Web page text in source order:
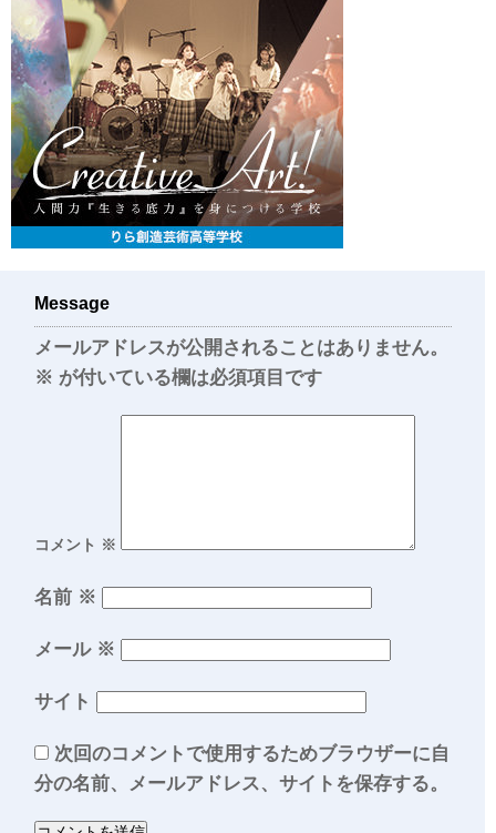
Message
メールアドレスが公開されることはありません。
※ が付いている欄は必須項目です
コメント ※
名前 ※
メール ※
サイト
次回のコメントで使用するためブラウザーに自
分の名前、メールアドレス、サイトを保存する。